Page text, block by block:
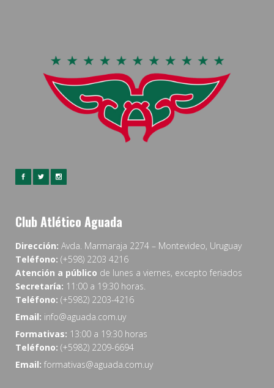
Club Atlético Aguada
Dirección: Avda. Marmaraja 2274 – Montevideo, Uruguay
Teléfono: (+598) 2203 4216
Atención a público de lunes a viernes, excepto feriados
Secretaría: 11:00 a 19:30 horas.
Teléfono: (+5982) 2203-4216
Email: info@aguada.com.uy
Formativas: 13:00 a 19:30 horas
Teléfono: (+5982) 2209-6694
Email: formativas@aguada.com.uy